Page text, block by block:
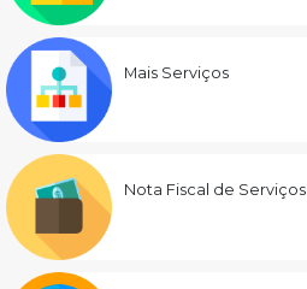
Mais Serviços
Nota Fiscal de Serviços